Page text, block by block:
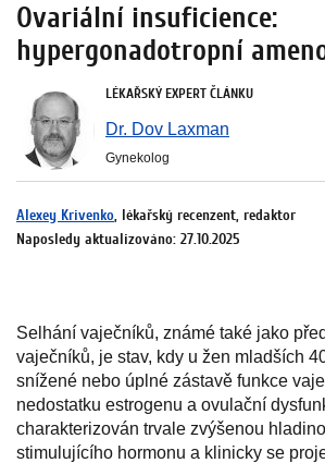
Ovariální insuficience:
hypergonadotropní
LÉKAŘSKÝ EXPERT ČLÁNKU
Dr. Dov Laxman
Gynekolog
Alexey Krivenko, lékařský recenzent, redaktor
Naposledy aktualizováno: 27.10.2025
Selhání vaječníků, známé také jako
vaječníků, je stav, kdy u žen mladších
snížené nebo úplné zástavě funkce
nedostatku estrogenu a ovulační
charakterizován trvale zvýšenou
stimulujícího hormonu a klinicky se